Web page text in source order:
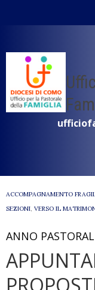
ACCOMPAGNAMENTO
SEZIONI, VERSO IL
ANNO